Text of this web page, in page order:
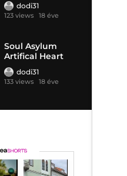
dodi31
123 views 18 éve
Soul Asylum
Artifical Heart
dodi31
133 views 18 éve